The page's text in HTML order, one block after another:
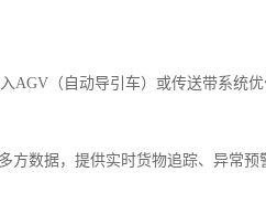
（自动导引车）或传送带系统优
方数据，提供实时货物追踪、异常